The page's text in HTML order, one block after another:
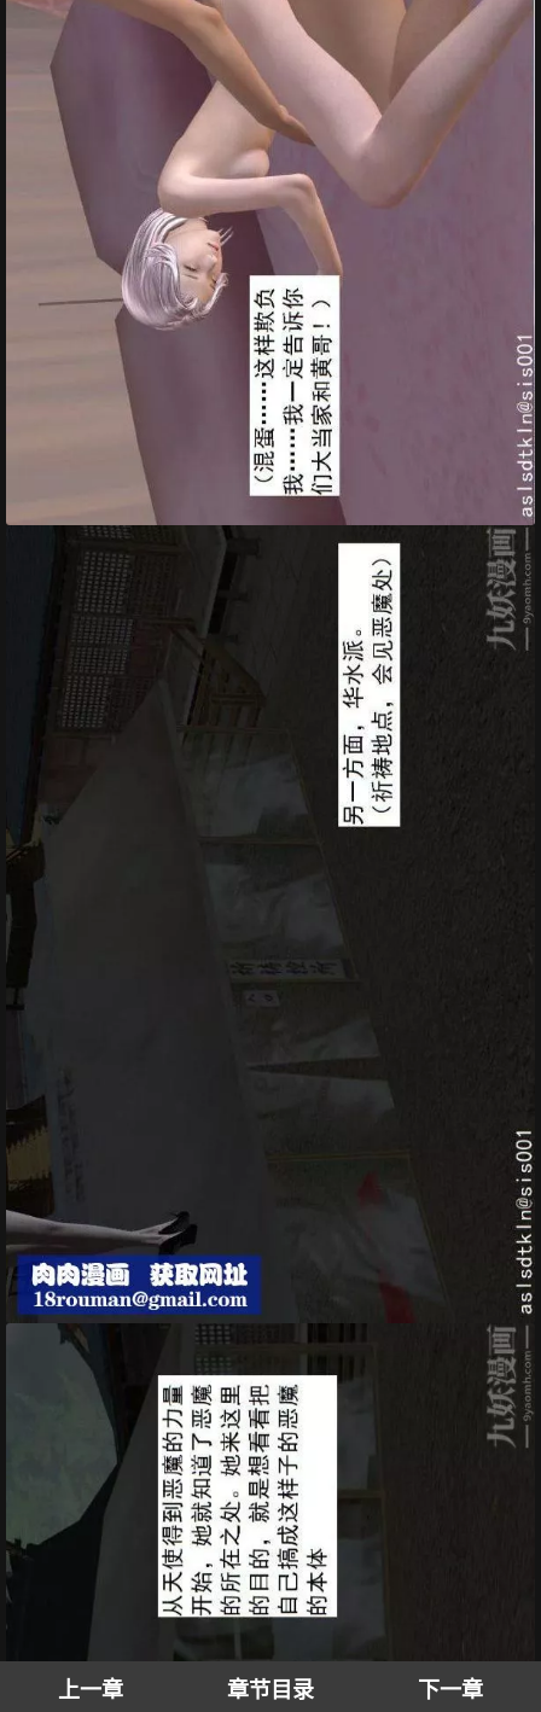
上一章 章节目录 下一章